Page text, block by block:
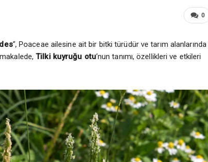
0
“, Poaceae ailesine ait bir bitki türüdür ve tarım alanlarında
Tilki kuyruğu otu‘nun tanımı, özellikleri ve etkileri